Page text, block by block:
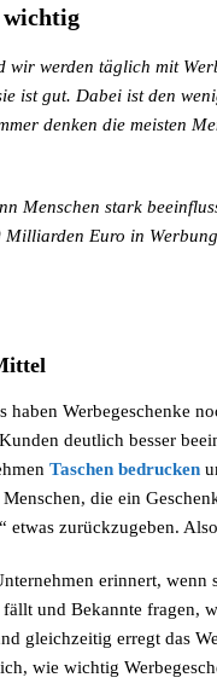
wichtig
werden täglich mit
ist gut. Dabei ist den
denken die meisten
Menschen stark
Euro in
Werbegeschenke
deutlich besser
Taschen bedrucken
die ein
zurückzugeben.
erinnert,
und Bekannte fragen,
gleichzeitig erregt das
wie wichtig